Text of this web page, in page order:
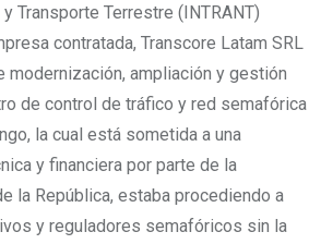
Transporte Terrestre (INTRANT)
contratada, Transcore Latam SRL
modernización, ampliación y gestión
de control de tráfico y red semafórica
la cual está sometida a una
y financiera por parte de la
la República, estaba procediendo a
y reguladores semafóricos sin la